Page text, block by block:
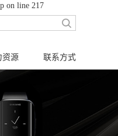
on line 217
资源
聘
招聘
联系方式